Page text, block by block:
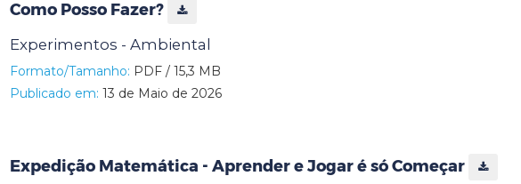
Como Posso Fazer?
Experimentos - Ambiental
Formato/Tamanho: PDF / 15,3 MB
Publicado em: 13 de Maio de 2026
Expedição Matemática - Aprender e Jogar é só Começar